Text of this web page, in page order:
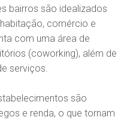
bairros são idealizados
comércio e
com uma área de
(coworking), além de
serviços.
são
e renda, o que tornam